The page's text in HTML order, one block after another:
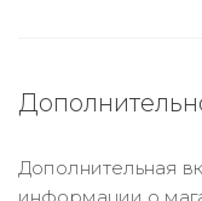
Дополнительная